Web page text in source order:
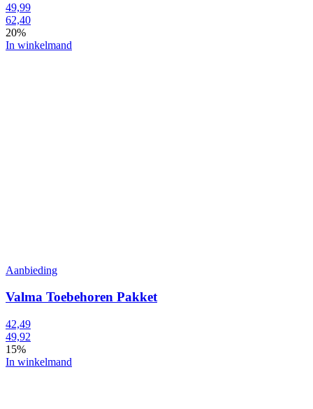
49,99
62,40
20%
In winkelmand
Aanbieding
Valma Toebehoren Pakket
42,49
49,92
15%
In winkelmand